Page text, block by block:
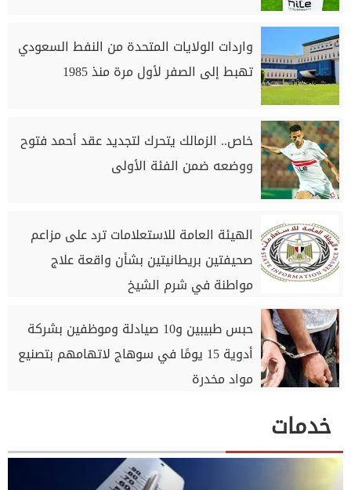
واردات الولايات المتحدة من النفط السعودي
تهبط إلى الصفر لأول مرة منذ 1985
خاص.. الزمالك يتحرك لتجديد عقد أحمد فتوح
ووضعه ضمن الفئة الأولى
الهيئة العامة للاستعلامات ترد على مزاعم
صحيفتين بريطانيتين بشأن واقعة علاج
مواطنة في شرم الشيخ
حبس طبيبين و10 صيادلة وموظفين بشركة
أدوية 15 يومًا في سوهاج لاتهامهم بتصنيع
مواد مخدرة
خدمات